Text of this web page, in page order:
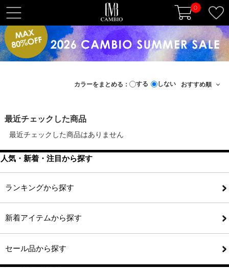
0
t
o
g
l
v
i
g
a
t
i
o
カラーをまとめる： する しない
最近チェックした商品
最近チェックした商品はありません
人気・新着・注目から探す
ランキングから探す
新着アイテムから探す
セール品から探す